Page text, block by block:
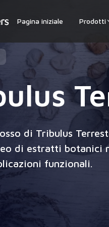
Pagina iniziale Prodotti
di Tribulus
di estratti botanici
funzionali.